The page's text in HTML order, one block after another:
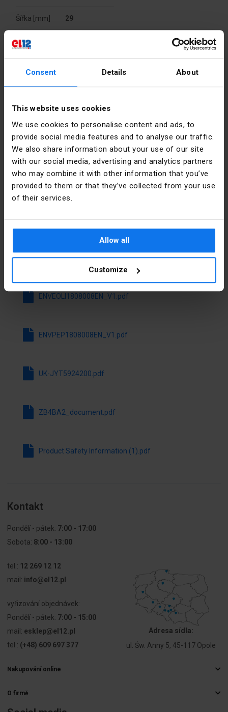
Consent Details About
This website uses cookies
We use cookies to personalise content and ads, to
provide social media features and to analyse our traffic.
We also share information about your use of our site
with our social media, advertising and analytics partners
who may combine it with other information that you’ve
provided to them or that they’ve collected from your use
of their services.
Allow all
Customize
Šířka [mm] 29
Montážní
Výška [mm] 29
PKWIU 27.11.61.0
przycisku
Czarny
Liczba
sterowniczych
1
soczewki
otworu
Z pokrywą
Z nadrukiem Ne
samopowrotu
Z
czołowym
pierścienia
pierścienia
czołowego
ochrony (IP)
czołowej
Stopień
Výrobce
Schneider
Polska
Adresa
02-673
Warszawa
Konstruktorska
12 Polska
E-mail poland.helpdesk@se.com
Soubory ke stažení
Stáhnout všechny soubory
ENVEOLI1808008EN_V1.pdf
ENVPEP1808008EN_V1.pdf
UK-JYT5924200.pdf
ZB4BA2_document.pdf
Product Safety Information (1).pdf
Kontakt
Pondělí - pátek: 7:00 - 17:00
Sobota: 8:00 - 13:00
tel.: 12 269 12 12
mail: info@el12.pl
vyřizování objednávek:
Pondělí - pátek: 7:00 - 15:00
mail: esklep@el12.pl
tel.: (+48) 609 697 377
Adresa sídla:
ul. Św. Anny 5, 45-117 Opole
Nakupování online
Způsoby doručení
Platby
O firmě